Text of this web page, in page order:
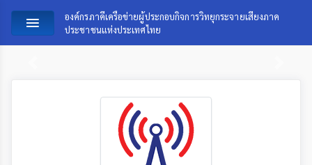
องค์กรภาคีเครือข่ายผู้ประกอบกิจการวิทยุกระจายเสียงภาค
ประชาชนแห่งประเทศไทย